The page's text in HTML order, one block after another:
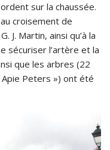
sur la chaussée.
croisement de
J. Martin, ainsi qu’à la
sécuriser l’artère et la
que les arbres (22
Peters ») ont été